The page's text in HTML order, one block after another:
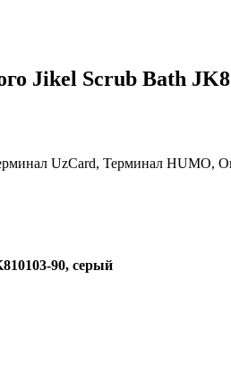
Jikel Scrub Bath
UzCard, Терминал HUMO,
810103-90, серый